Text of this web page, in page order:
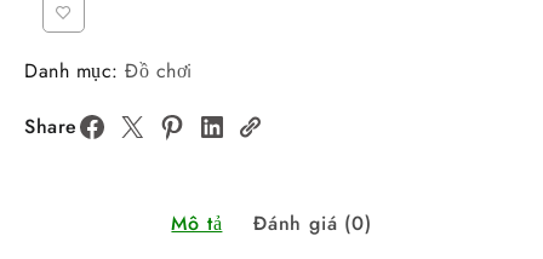
Danh mục: Đồ chơi
Share
Mô tả Đánh giá (0)